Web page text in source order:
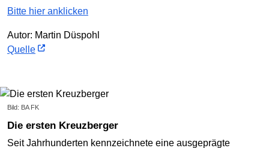
Bitte hier anklicken
Autor: Martin Düspohl
Quelle
Bild: BA FK
Die ersten Kreuzberger
Seit Jahrhunderten kennzeichnete eine ausgeprägte